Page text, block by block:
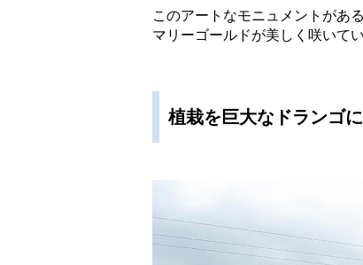
このアートなモニュメントがあ
マリーゴールドが美しく咲いてい
植栽を巨大なドランゴに